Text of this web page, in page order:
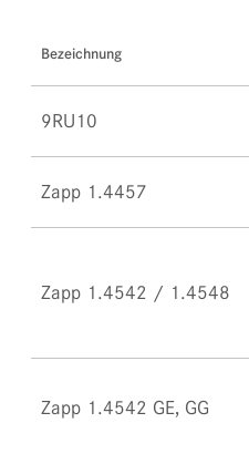
Bezeichnung
9RU10
Zapp 1.4457
Zapp 1.4542 / 1.4548
Zapp 1.4542 GE, GG